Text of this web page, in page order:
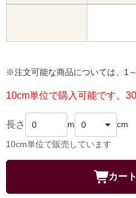
※注文可能な商品については、1
10cm単位で購入可能です。
長さ m cm
10cm単位で販売しています
カー